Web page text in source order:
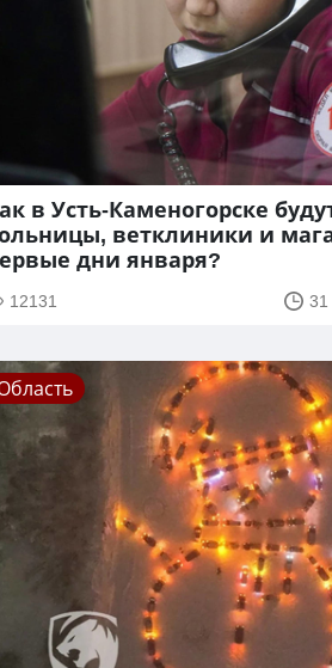
в Усть-Каменогорске
ветклиники и
дни января?
12131